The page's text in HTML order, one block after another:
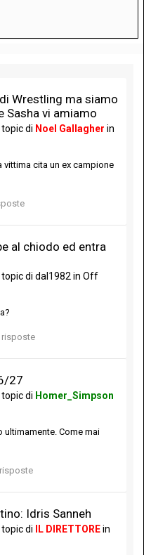
Wrestling ma siamo
Sasha vi amiamo
di Noel Gallagher in
vittima cita un ex campione
al chiodo ed entra
di dal1982 in Off
risposte
27
di Homer_Simpson
Come mai
Idris Sanneh
di IL DIRETTOREin